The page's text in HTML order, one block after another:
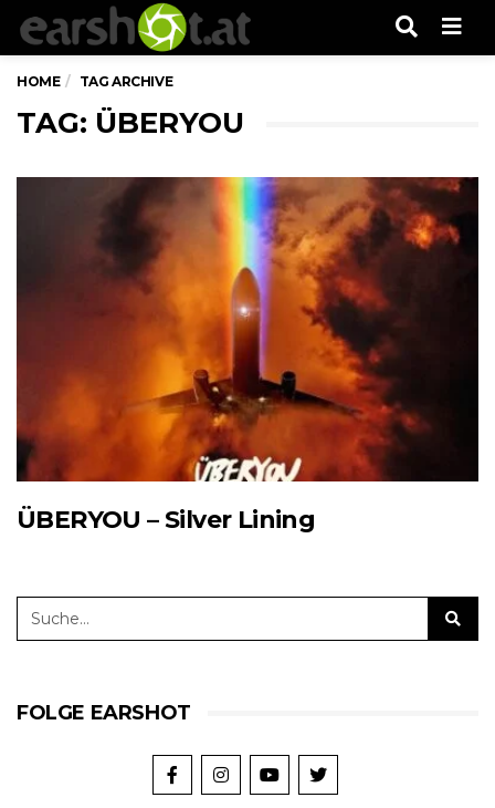
HOME TAG ARCHIVE
TAG: ÜBERYOU
ÜBERYOU – Silver Lining
FOLGE EARSHOT